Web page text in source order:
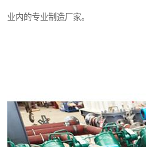
业内的专业制造厂家。